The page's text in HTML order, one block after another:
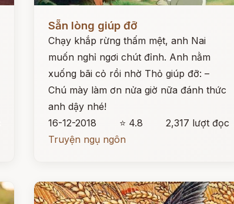
Đọc ngay
Sẵn lòng giúp đỡ
Chạy khắp rừng thấm mệt, anh Nai
muốn nghỉ ngơi chút đỉnh. Anh nằm
xuống bãi cỏ rồi nhờ Thỏ giúp đỡ: –
Chú mày làm ơn nửa giờ nữa đánh thức
anh dậy nhé!
16-12-2018
⭐ 4.8
2,317 lượt đọc
Truyện ngụ ngôn